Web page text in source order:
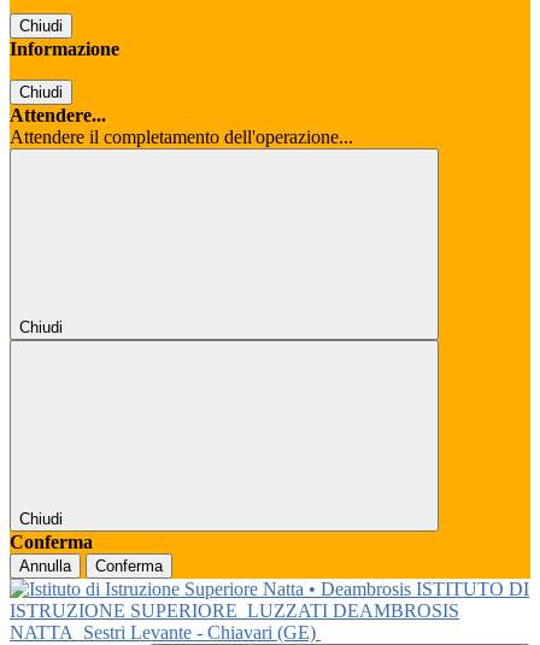
Chiudi
Informazione
Chiudi
Attendere...
Attendere il completamento dell'operazione...
Chiudi
Chiudi
Conferma
Annulla Conferma
ISTITUTO DI
ISTRUZIONE SUPERIORE LUZZATI DEAMBROSIS
NATTA
Sestri Levante - Chiavari (GE)